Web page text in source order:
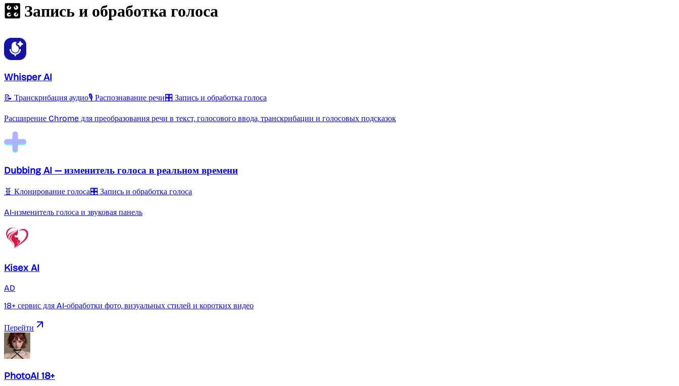
🎛️ Запись и обработка голоса
Whisper AI
📝 Транскрибация аудио🎙️ Распознавание речи🎛️ Запись и обработка голоса
Расширение Chrome для преобразования речи в текст, голосового ввода, транскрибации и голосовых подсказок
Dubbing AI — изменитель голоса в реальном времени
🧬 Клонирование голоса🎛️ Запись и обработка голоса
AI-изменитель голоса и звуковая панель
Kisex AI
AD
18+ сервис для AI-обработки фото, визуальных стилей и коротких видео
Перейти
PhotoAI 18+